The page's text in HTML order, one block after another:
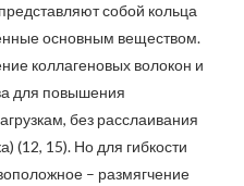
собой кольца
основным веществом.
коллагеновых волокон и
для повышения
без расслаивания
(12, 15). Но для гибкости
– размягчение